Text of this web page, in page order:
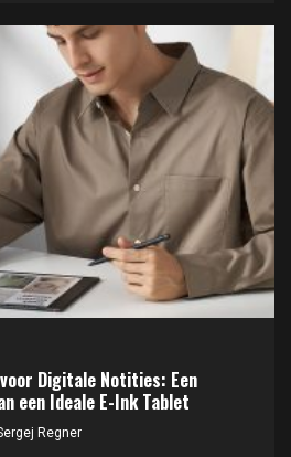
Digitale Notities: Een
een Ideale E-Ink Tablet
Regner